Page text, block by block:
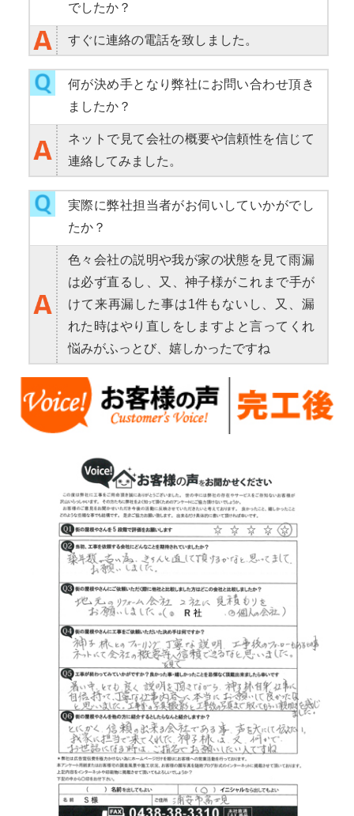
でしたか？
すぐに連絡の電話を致しました。
何が決め手となり弊社にお問い合わせ頂き
ましたか？
ネットで見て会社の概要や信頼性を信じて
連絡してみました。
実際に弊社担当者がお伺いしていかがでし
たか？
色々会社の説明や我が家の状態を見て雨漏
は必ず直るし、又、神子様がこれまで手が
けて来再漏した事は1件もないし、又、漏
れた時はやり直しをしますよと言ってくれ
悩みがふっとび、嬉しかったですね